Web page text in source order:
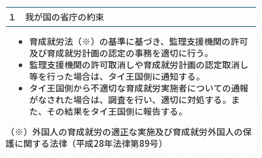
１ 我が国の省庁の約束
育成就労法（※）の基準に基づき、監理支援機関の許可
及び育成就労計画の認定の事務を適切に行う。
監理支援機関の許可取消しや育成就労計画の認定取消し
等を行った場合は、タイ王国側に通知する。
タイ王国側から不適切な育成就労実施者についての通報
がなされた場合は、調査を行い、適切に対処する。ま
た、その結果をタイ王国側に報告する。
（※）外国人の育成就労の適正な実施及び育成就労外国人の保
護に関する法律（平成28年法律第89号）